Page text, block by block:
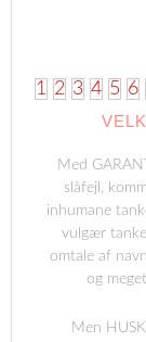
1 2 3 4 5 6
Med
slåfejl,
inhumane
vulgær
omtale af
og
Men